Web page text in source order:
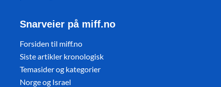
Snarveier på miff.no
Forsiden til miff.no
Siste artikler kronologisk
Temasider og kategorier
Norge og Israel